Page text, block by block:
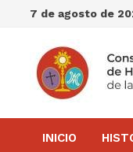
Saltar
contenido
7 de agosto de
INICIO